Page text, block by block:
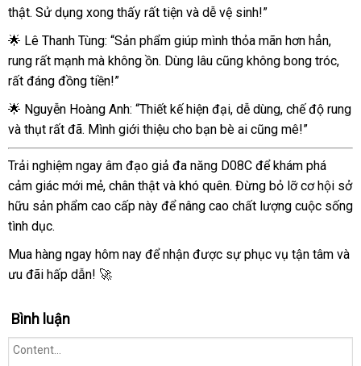
thật. Sử dụng xong thấy rất tiện và dễ vệ sinh!”
🌟 Lê Thanh Tùng: “Sản phẩm giúp mình thỏa mãn hơn hẳn,
rung rất mạnh mà không ồn. Dùng lâu cũng không bong tróc,
rất đáng đồng tiền!”
🌟 Nguyễn Hoàng Anh: “Thiết kế hiện đại, dễ dùng, chế độ rung
và thụt rất đã. Mình giới thiệu cho bạn bè ai cũng mê!”
Trải nghiệm ngay âm đạo giả đa năng D08C để khám phá
cảm giác mới mẻ, chân thật và khó quên. Đừng bỏ lỡ cơ hội sở
hữu sản phẩm cao cấp này để nâng cao chất lượng cuộc sống
tình dục.
Mua hàng ngay hôm nay để nhận được sự phục vụ tận tâm và
ưu đãi hấp dẫn! 🚀
Bình luận